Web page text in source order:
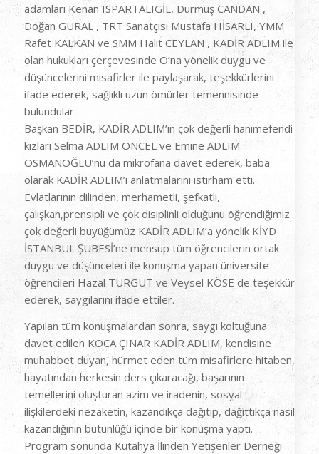
adamları Kenan ISPARTALIGİL, Durmuş CANDAN ,
Doğan GÜRAL , TRT Sanatçısı Mustafa HİSARLI, YMM
Rafet KALKAN ve SMM Halit CEYLAN , KADİR ADLIM ile
olan hukukları çerçevesinde O’na yönelik duygu ve
düşüncelerini misafirler ile paylaşarak, teşekkürlerini
ifade ederek, sağlıklı uzun ömürler temennisinde
bulundular.
Başkan BEDİR, KADİR ADLIM’ın çok değerli hanımefendi
kızları Selma ADLIM ÖNCEL ve Emine ADLIM
OSMANOĞLU’nu da mikrofana davet ederek, baba
olarak KADİR ADLIM’ı anlatmalarını istirham etti.
Evlatlarının dilinden, merhametli, şefkatli,
çalışkan,prensipli ve çok disiplinli olduğunu öğrendiğimiz
çok değerli büyüğümüz KADİR ADLIM’a yönelik KİYD
İSTANBUL ŞUBESİ’ne mensup tüm öğrencilerin ortak
duygu ve düşünceleri ile konuşma yapan üniversite
öğrencileri Hazal TURGUT ve Veysel KÖSE de teşekkür
ederek, saygılarını ifade ettiler.
Yapılan tüm konuşmalardan sonra, saygı koltuğuna
davet edilen KOCA ÇINAR KADİR ADLIM, kendisine
muhabbet duyan, hürmet eden tüm misafirlere hitaben,
hayatından herkesin ders çıkaracağı, başarının
temellerini oluşturan azim ve iradenin, sosyal
ilişkilerdeki nezaketin, kazandıkça dağıtıp, dağıttıkça nasıl
kazandığının bütünlüğü içinde bir konuşma yaptı.
Program sonunda Kütahya İlinden Yetişenler Derneği